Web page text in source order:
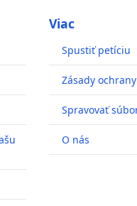
Viac
Spustiť petíciu
Zásady
Spravovať
O nás